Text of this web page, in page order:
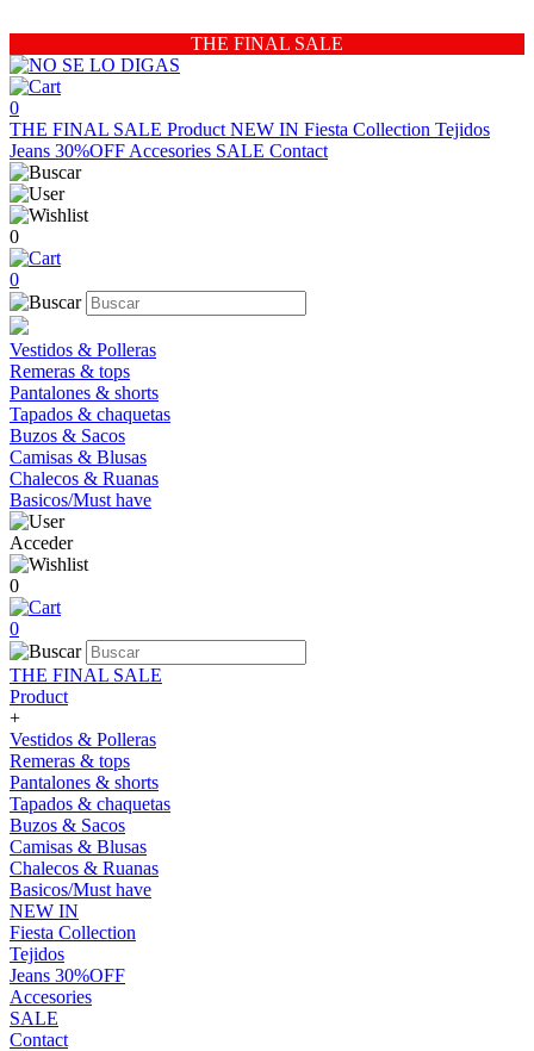
THE FINAL SALE
0
THE FINAL SALE Product NEW IN Fiesta Collection Tejidos
Jeans 30%OFF Accesories SALE Contact
0
0
Vestidos & Polleras
Remeras & tops
Pantalones & shorts
Tapados & chaquetas
Buzos & Sacos
Camisas & Blusas
Chalecos & Ruanas
Basicos/Must have
Acceder
0
0
THE FINAL SALE
Product
+
Vestidos & Polleras
Remeras & tops
Pantalones & shorts
Tapados & chaquetas
Buzos & Sacos
Camisas & Blusas
Chalecos & Ruanas
Basicos/Must have
NEW IN
Fiesta Collection
Tejidos
Jeans 30%OFF
Accesories
SALE
Contact